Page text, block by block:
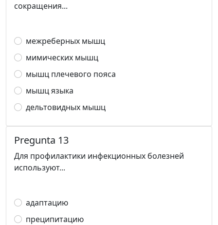
сокращения...
межреберных мышц
мимических мышц
мышц плечевого пояса
мышц языка
дельтовидных мышц
Pregunta 13
Для профилактики инфекционных болезней
используют...
адаптацию
преципитацию